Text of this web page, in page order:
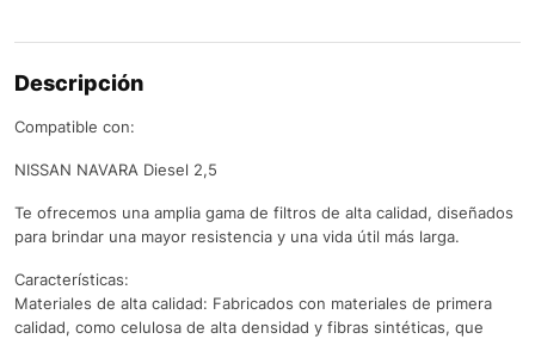
Descripción
Compatible con:
NISSAN NAVARA Diesel 2,5
Te ofrecemos una amplia gama de filtros de alta calidad, diseñados
para brindar una mayor resistencia y una vida útil más larga.
Características:
Materiales de alta calidad: Fabricados con materiales de primera
calidad, como celulosa de alta densidad y fibras sintéticas, que